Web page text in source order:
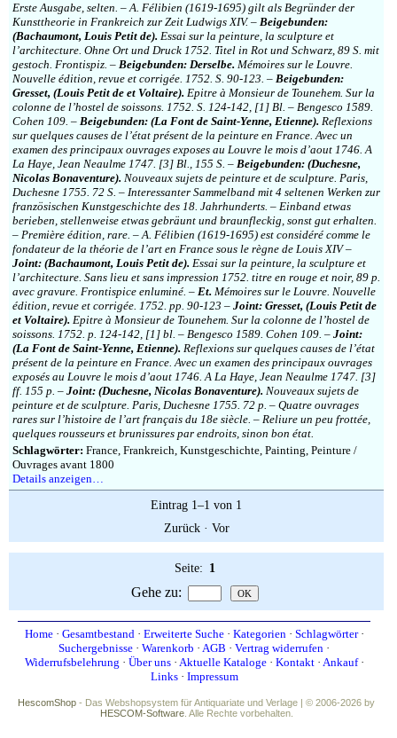
Erste Ausgabe, selten. – A. Félibien (1619-1695) gilt als Begründer der
Kunsttheorie in Frankreich zur Zeit Ludwigs XIV. – Beigebunden:
(Bachaumont, Louis Petit de). Essai sur la peinture, la sculpture et
l’architecture. Ohne Ort und Druck 1752. Titel in Rot und Schwarz, 89 S. mit
gestoch. Frontispiz. – Beigebunden: Derselbe. Mémoires sur le Louvre.
Nouvelle édition, revue et corrigée. 1752. S. 90-123. – Beigebunden:
Gresset, (Louis Petit de et Voltaire). Epitre à Monsieur de Tounehem. Sur la
colonne de l’hostel de soissons. 1752. S. 124-142, [1] Bl. – Bengesco 1589.
Cohen 109. – Beigebunden: (La Font de Saint-Yenne, Etienne). Reflexions
sur quelques causes de l’état présent de la peinture en France. Avec un
examen des principaux ouvrages exposes au Louvre le mois d’aout 1746. A
La Haye, Jean Neaulme 1747. [3] Bl., 155 S. – Beigebunden: (Duchesne,
Nicolas Bonaventure). Nouveaux sujets de peinture et de sculpture. Paris,
Duchesne 1755. 72 S. – Interessanter Sammelband mit 4 seltenen Werken zur
französischen Kunstgeschichte des 18. Jahrhunderts. – Einband etwas
berieben, stellenweise etwas gebräunt und braunfleckig, sonst gut erhalten.
– Première édition, rare. – A. Félibien (1619-1695) est considéré comme le
fondateur de la théorie de l’art en France sous le règne de Louis XIV –
Joint: (Bachaumont, Louis Petit de). Essai sur la peinture, la sculpture et
l’architecture. Sans lieu et sans impression 1752. titre en rouge et noir, 89 p.
avec gravure. Frontispice enluminé. – Et. Mémoires sur le Louvre. Nouvelle
édition, revue et corrigée. 1752. pp. 90-123 – Joint: Gresset, (Louis Petit de
et Voltaire). Epitre à Monsieur de Tounehem. Sur la colonne de l’hostel de
soissons. 1752. p. 124-142, [1] bl. – Bengesco 1589. Cohen 109. – Joint:
(La Font de Saint-Yenne, Etienne). Reflexions sur quelques causes de l’état
présent de la peinture en France. Avec un examen des principaux ouvrages
exposés au Louvre le mois d’aout 1746. A La Haye, Jean Neaulme 1747. [3]
ff. 155 p. – Joint: (Duchesne, Nicolas Bonaventure). Nouveaux sujets de
peinture et de sculpture. Paris, Duchesne 1755. 72 p. – Quatre ouvrages
rares sur l’histoire de l’art français du 18e siècle. – Reliure un peu frottée,
quelques rousseurs et brunissures par endroits, sinon bon état.
Schlagwörter: France, Frankreich, Kunstgeschichte, Painting, Peinture /
Ouvrages avant 1800
Details anzeigen…
Eintrag 1–1 von 1
Zurück· Vor
Seite: 1
Gehe zu:
Home· Gesamtbestand· Erweiterte Suche· Kategorien· Schlagwörter·
Suchergebnisse · Warenkorb · AGB · Vertrag widerrufen ·
Widerrufsbelehrung · Über uns· Aktuelle Kataloge· Kontakt· Ankauf·
Links· Impressum
HescomShop - Das Webshopsystem für Antiquariate und Verlage | © 2006-2026 by
HESCOM-Software. Alle Rechte vorbehalten.